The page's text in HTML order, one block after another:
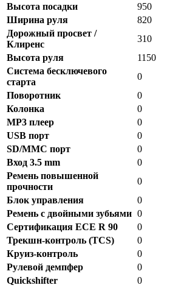
Высота посадки
950
Ширина руля
820
Дорожный просвет /
Клиренс
310
Высота руля
1150
Система бесключевого
старта
0
Поворотник
0
Колонка
0
MP3 плеер
0
USB порт
0
SD/MMC порт
0
Вход 3.5 mm
0
Ремень повышенной
прочности
0
Блок управления
0
Ремень с двойными зубьями 0
Сертификация ECE R 90
0
Трекшн-контроль (TCS)
0
Круиз-контроль
0
Рулевой демпфер
0
Quickshifter
0